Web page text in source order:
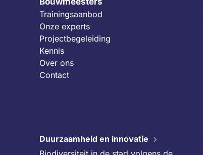
Trainingsaanbod
Onze experts
Projectbegeleiding
Kennis
Over ons
Contact
Duurzaamheid en innovatie